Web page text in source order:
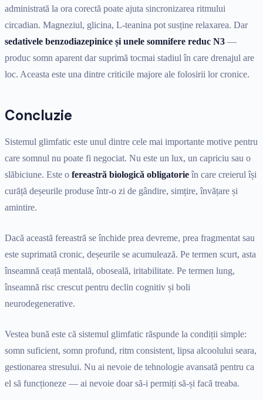
administrată la ora corectă poate ajuta sincronizarea ritmului
circadian. Magneziul, glicina, L-teanina pot susține relaxarea. Dar
sedativele benzodiazepinice și unele somnifere reduc N3 —
produc somn aparent dar suprimă tocmai stadiul în care drenajul are
loc. Aceasta este una dintre criticile majore ale folosirii lor cronice.
Concluzie
Sistemul glimfatic este unul dintre cele mai importante motive pentru
care somnul nu poate fi negociat. Nu este un lux, un capriciu sau o
slăbiciune. Este o fereastră biologică obligatorieîn care creierul își
curăță deșeurile produse într-o zi de gândire, simțire, învățare și
amintire.
Dacă această fereastră se închide prea devreme, prea fragmentat sau
este suprimată cronic, deșeurile se acumulează. Pe termen scurt, asta
înseamnă ceață mentală, oboseală, iritabilitate. Pe termen lung,
înseamnă risc crescut pentru declin cognitiv și boli
neurodegenerative.
Vestea bună este că sistemul glimfatic răspunde la condiții simple:
somn suficient, somn profund, ritm consistent, lipsa alcoolului seara,
gestionarea stresului. Nu ai nevoie de tehnologie avansată pentru ca
el să funcționeze — ai nevoie doar să-i permiți să-și facă treaba.